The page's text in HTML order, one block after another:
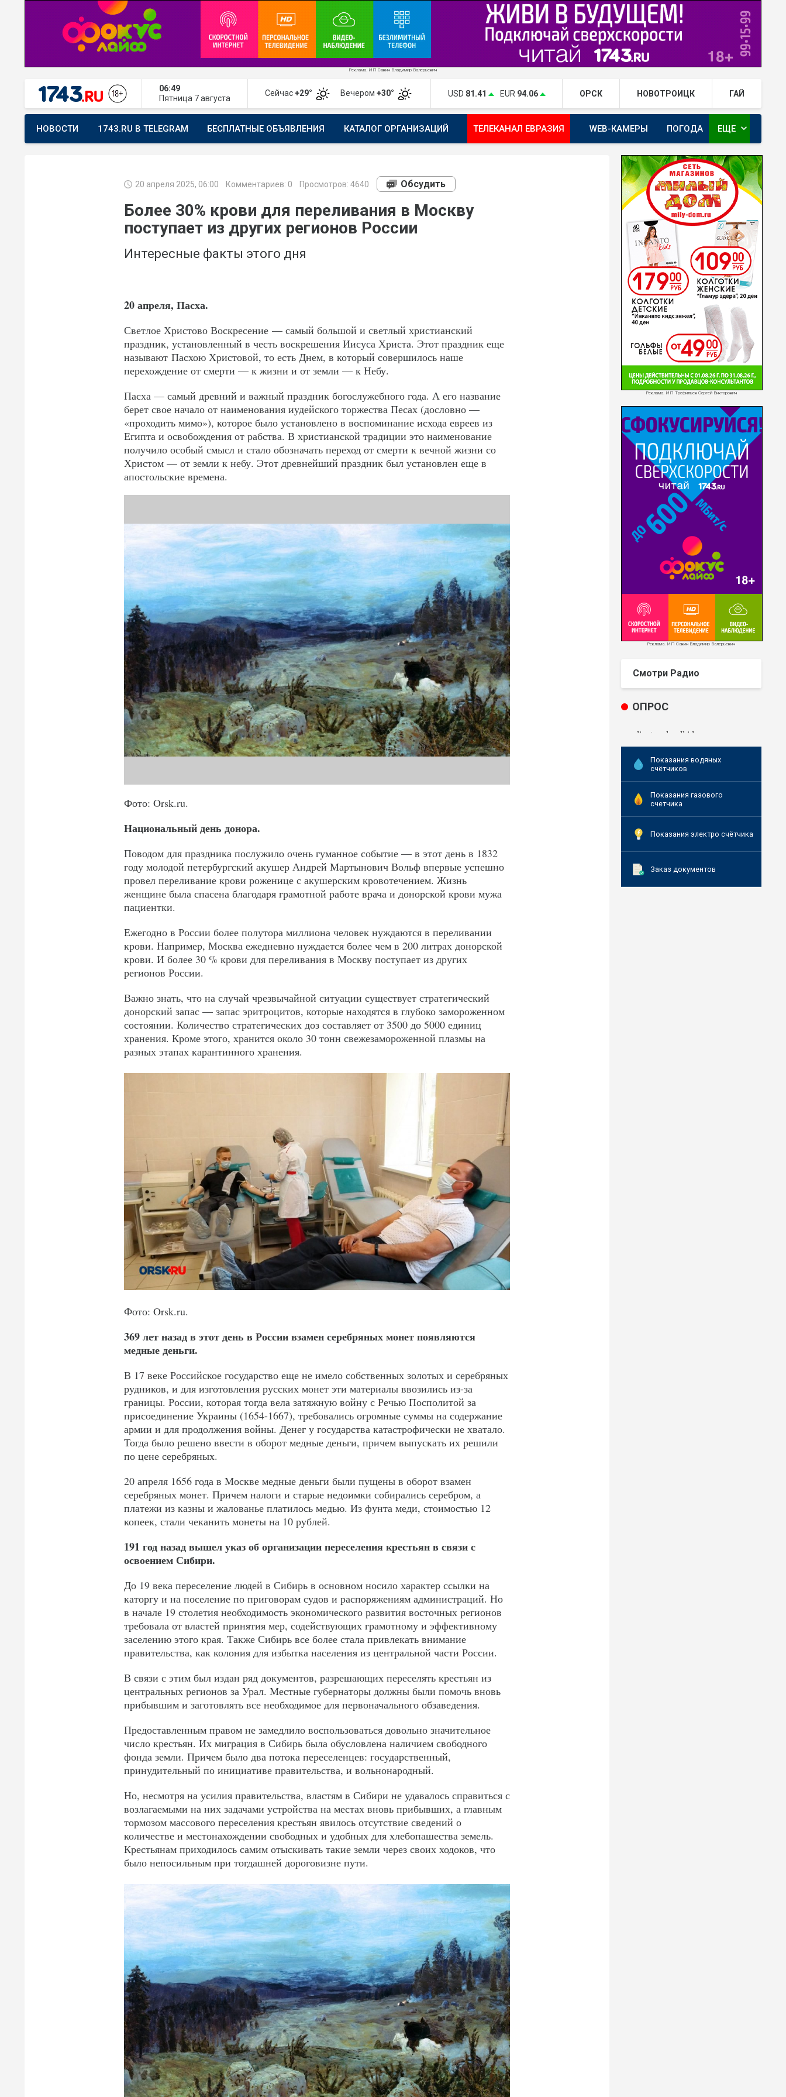
Реклама. ИП Савин Владимир Валерьевич
06:49
Пятница 7 августа
Сейчас+29° Вечером +30° USD 81.41 EUR 94.06 ОРСК НОВОТРОИЦК ГАЙ
НОВОСТИ 1743.RU В TELEGRAM БЕСПЛАТНЫЕ ОБЪЯВЛЕНИЯ КАТАЛОГ ОРГАНИЗАЦИЙ ТЕЛЕКАНАЛ ЕВРАЗИЯ WEB-КАМЕРЫ ПОГОДА
ОРЕНБУРГ - ГЕРОИ РЯДОМ С НАМИ
ЕЩЕ expand_more
20 апреля 2025, 06:00 Комментариев: 0 Просмотров: 4640 Обсудить
Более 30% крови для переливания в Москву
поступает из других регионов России
Интересные факты этого дня
20 апреля, Пасха.
Светлое Христово Воскресение — самый большой и светлый христианский
праздник, установленный в честь воскрешения Иисуса Христа. Этот праздник еще
называют Пасхою Христовой, то есть Днем, в который совершилось наше
перехождение от смерти — к жизни и от земли — к Небу.
Пасха — самый древний и важный праздник богослужебного года. А его название
берет свое начало от наименования иудейского торжества Песах (дословно —
«проходить мимо»), которое было установлено в воспоминание исхода евреев из
Египта и освобождения от рабства. В христианской традиции это наименование
получило особый смысл и стало обозначать переход от смерти к вечной жизни со
Христом — от земли к небу. Этот древнейший праздник был установлен еще в
апостольские времена.
Фото: Orsk.ru.
Национальный день донора.
Поводом для праздника послужило очень гуманное событие — в этот день в 1832
году молодой петербургский акушер Андрей Мартынович Вольф впервые успешно
провел переливание крови роженице с акушерским кровотечением. Жизнь
женщине была спасена благодаря грамотной работе врача и донорской крови мужа
пациентки.
Ежегодно в России более полутора миллиона человек нуждаются в переливании
крови. Например, Москва ежедневно нуждается более чем в 200 литрах донорской
крови. И более 30 % крови для переливания в Москву поступает из других
регионов России.
Важно знать, что на случай чрезвычайной ситуации существует стратегический
донорский запас — запас эритроцитов, которые находятся в глубоко замороженном
состоянии. Количество стратегических доз составляет от 3500 до 5000 единиц
хранения. Кроме этого, хранится около 30 тонн свежезамороженной плазмы на
разных этапах карантинного хранения.
Фото: Orsk.ru.
369 лет назад в этот день в России взамен серебряных монет появляются
медные деньги.
В 17 веке Российское государство еще не имело собственных золотых и серебряных
рудников, и для изготовления русских монет эти материалы ввозились из-за
границы. России, которая тогда вела затяжную войну с Речью Посполитой за
присоединение Украины (1654-1667), требовались огромные суммы на содержание
армии и для продолжения войны. Денег у государства катастрофически не хватало.
Тогда было решено ввести в оборот медные деньги, причем выпускать их решили
по цене серебряных.
20 апреля 1656 года в Москве медные деньги были пущены в оборот взамен
серебряных монет. Причем налоги и старые недоимки собирались серебром, а
платежи из казны и жалованье платилось медью. Из фунта меди, стоимостью 12
копеек, стали чеканить монеты на 10 рублей.
191 год назад вышел указ об организации переселения крестьян в связи с
освоением Сибири.
До 19 века переселение людей в Сибирь в основном носило характер ссылки на
каторгу и на поселение по приговорам судов и распоряжениям администраций. Но
в начале 19 столетия необходимость экономического развития восточных регионов
требовала от властей принятия мер, содействующих грамотному и эффективному
заселению этого края. Также Сибирь все более стала привлекать внимание
правительства, как колония для избытка населения из центральной части России.
В связи с этим был издан ряд документов, разрешающих переселять крестьян из
центральных регионов за Урал. Местные губернаторы должны были помочь вновь
прибывшим и заготовлять все необходимое для первоначального обзаведения.
Предоставленным правом не замедлило воспользоваться довольно значительное
число крестьян. Их миграция в Сибирь была обусловлена наличием свободного
фонда земли. Причем было два потока переселенцев: государственный,
принудительный по инициативе правительства, и вольнонародный.
Но, несмотря на усилия правительства, властям в Сибири не удавалось справиться с
возлагаемыми на них задачами устройства на местах вновь прибывших, а главным
тормозом массового переселения крестьян явилось отсутствие сведений о
количестве и местонахождении свободных и удобных для хлебопашества земель.
Крестьянам приходилось самим отыскивать такие земли через своих ходоков, что
было непосильным при тогдашней дороговизне пути.
Реклама. ИП Трефильев Сергей Викторович
Реклама. ИП Савин Владимир Валерьевич
Смотри Радио
ОПРОС
Показания водяных
счётчиков
Показания газового
счетчика
Показания электро счётчика
Заказ документов